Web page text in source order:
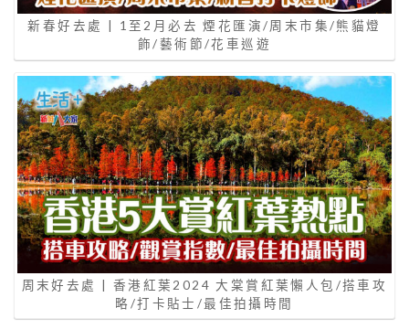
新春好去處 | 1至2月必去 煙花匯演/周末市集/熊貓燈
飾/藝術節/花車巡遊
周末好去處 | 香港紅葉2024 大棠賞紅葉懶人包/搭車攻
略/打卡貼士/最佳拍攝時間